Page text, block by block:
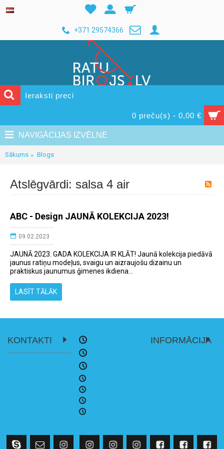
+371 29574366
0 preču(s) - 0,00 €
NAVIGĀCIJAS IZVĒLNE
Sākums Blogs
Atslēgvārdi: salsa 4 air
ABC - Design JAUNĀ KOLEKCIJA 2023!
09.02.2023
JAUNĀ 2023. GADA KOLEKCIJA IR KLĀT! Jaunā kolekcija piedāvā
jaunus ratiņu modeļus, svaigu un aizraujošu dizainu un
praktiskus jaunumus ģimenes ikdiena...
LASĪT TĀLĀK
KONTAKTI INFORMĀCIJA